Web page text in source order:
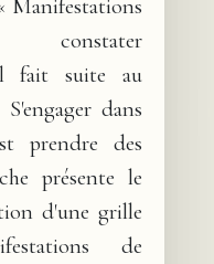
Manifestations
constater
fait suite au
dans
prendre des
présente le
d'une grille
de